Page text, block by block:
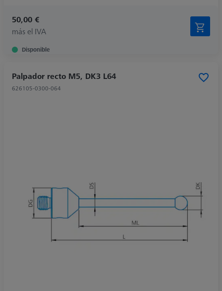
50,00 €
más el IVA
Disponible
Palpador recto M5, DK3 L64
626105-0300-064